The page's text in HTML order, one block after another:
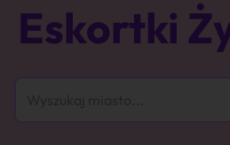
Eskortki